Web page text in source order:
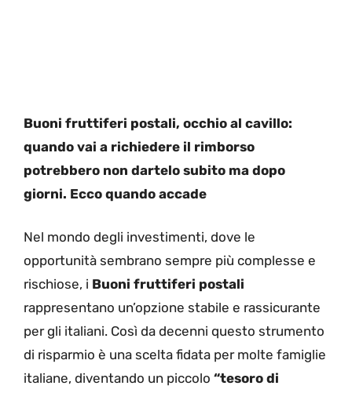
Buoni fruttiferi postali, occhio al cavillo:
quando vai a richiedere il rimborso
potrebbero non dartelo subito ma dopo
giorni. Ecco quando accade
Nel mondo degli investimenti, dove le
opportunità sembrano sempre più complesse e
rischiose, i Buoni fruttiferi postali
rappresentano un’opzione stabile e rassicurante
per gli italiani. Così da decenni questo strumento
di risparmio è una scelta fidata per molte famiglie
italiane, diventando un piccolo “tesoro di